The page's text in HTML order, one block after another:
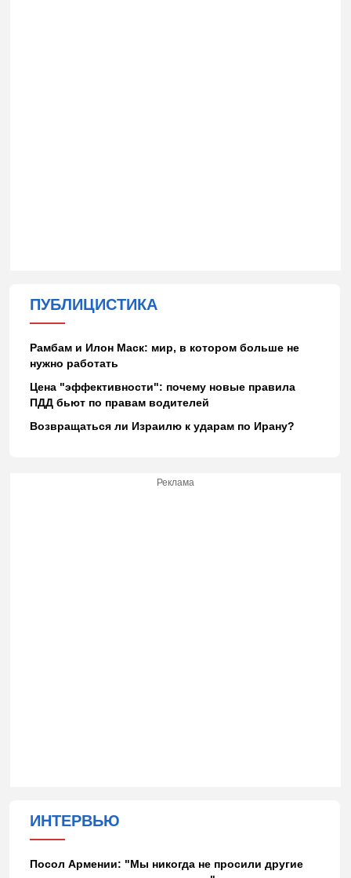
ПУБЛИЦИСТИКА
Рамбам и Илон Маск: мир, в котором больше не
нужно работать
Цена "эффективности": почему новые правила
ПДД бьют по правам водителей
Возвращаться ли Израилю к ударам по Ирану?
Реклама
ИНТЕРВЬЮ
Посол Армении: "Мы никогда не просили другие